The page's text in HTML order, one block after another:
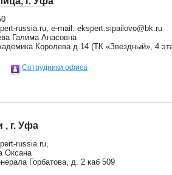
russia.ru, e-mail: ekspert.sipailovo@bk.ru
Галима Анасовна
Королева д.14 (ТК «Звездный», 4
Сотрудники офиса
, г. Уфа
russia.ru,
Оксана
Горбатова, д. 2 каб 509